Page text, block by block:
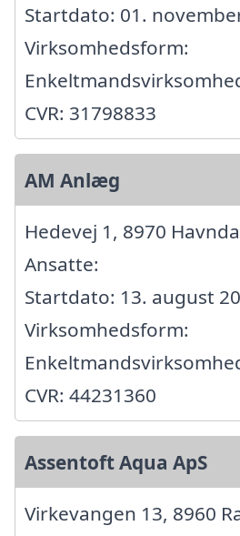
Startdato: 01.
Virksomhedsform:
CVR: 31798833
AM Anlæg
Hedevej 1, 8970
Ansatte:
Startdato: 13. august
Virksomhedsform:
CVR: 44231360
Assentoft Aqua ApS
Virkevangen 13, 8960